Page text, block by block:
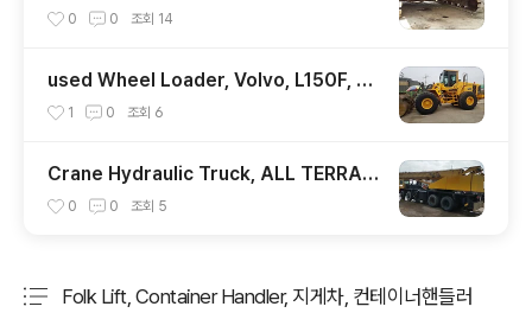
-HITACHI, CX350C, 1994YEAR, 35T
0 0 조회 14
used Wheel Loader, Volvo, L150F, Bu
cket capacity 3.9m3, 2009year, con
태양호, 문의 02-2677-5544, 대가중장비
플랜트, 중고 페로다, ..
1 0 조회 6
Crane Hydraulic Truck, ALL TERRAIN
CRANE, TADANO-Samsung, SC50H-
rane, smgyo@naver.com, 삼성, 50톤,
0 0 조회 5
Folk Lift, Container Handler, 지게차, 컨테이너핸들러